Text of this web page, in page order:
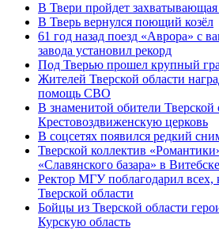
В Твери пройдет захватывающая
В Тверь вернулся поющий козёл
61 год назад поезд «Аврора» с
завода установил рекорд
Под Тверью прошел крупный
Жителей Тверской области
помощь СВО
В знаменитой обители Тверской
Крестовоздвиженскую церковь
В соцсетях появился редкий
Тверской коллектив
«Славянского базара» в Витебске
Ректор МГУ поблагодарил всех,
Тверской области
Бойцы из Тверской области
Курскую область